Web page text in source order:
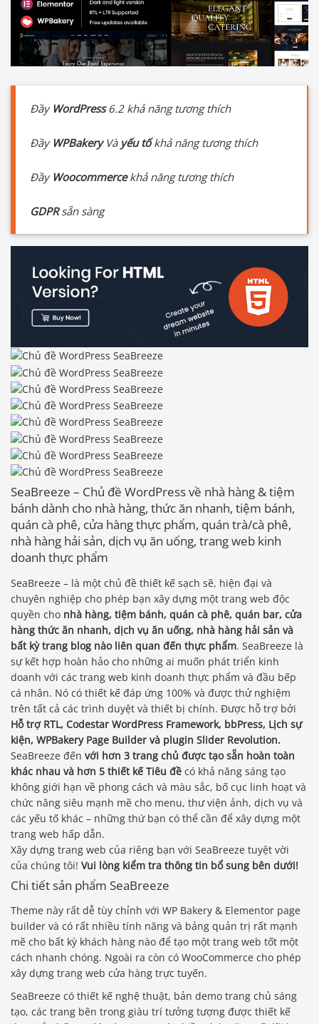
Đầy WordPress6.2 khả năng tương thích
Đầy WPBakeryVà yếu tốkhả năng tương thích
Đầy Woocommercekhả năng tương thích
GDPRsẵn sàng
SeaBreeze – Chủ đề WordPress về nhà hàng & tiệm
bánh dành cho nhà hàng, thức ăn nhanh, tiệm bánh,
quán cà phê, cửa hàng thực phẩm, quán trà/cà phê,
nhà hàng hải sản, dịch vụ ăn uống, trang web kinh
doanh thực phẩm
SeaBreeze – là một chủ đề thiết kế sạch sẽ, hiện đại và
chuyên nghiệp cho phép bạn xây dựng một trang web độc
quyền cho nhà hàng, tiệm bánh, quán cà phê, quán bar, cửa
hàng thức ăn nhanh, dịch vụ ăn uống, nhà hàng hải sản và
bất kỳ trang blog nào liên quan đến thực phẩm. SeaBreeze là
sự kết hợp hoàn hảo cho những ai muốn phát triển kinh
doanh với các trang web kinh doanh thực phẩm và đầu bếp
cá nhân. Nó có thiết kế đáp ứng 100% và được thử nghiệm
trên tất cả các trình duyệt và thiết bị chính. Được hỗ trợ bởi
Hỗ trợ RTL, Codestar WordPress Framework, bbPress, Lịch sự
kiện, WPBakery Page Builder và plugin Slider Revolution.
SeaBreeze đến với hơn 3 trang chủ được tạo sẵn hoàn toàn
khác nhau và hơn 5 thiết kế Tiêu đề có khả năng sáng tạo
không giới hạn về phong cách và màu sắc, bố cục linh hoạt và
chức năng siêu mạnh mẽ cho menu, thư viện ảnh, dịch vụ và
các yếu tố khác – những thứ bạn có thể cần để xây dựng một
trang web hấp dẫn.
Xây dựng trang web của riêng bạn với SeaBreeze tuyệt vời
của chúng tôi! Vui lòng kiểm tra thông tin bổ sung bên dưới!
Chi tiết sản phẩm SeaBreeze
Theme này rất dễ tùy chỉnh với WP Bakery & Elementor page
builder và có rất nhiều tính năng và bảng quản trị rất mạnh
mẽ cho bất kỳ khách hàng nào để tạo một trang web tốt một
cách nhanh chóng. Ngoài ra còn có WooCommerce cho phép
xây dựng trang web cửa hàng trực tuyến.
SeaBreeze có thiết kế nghệ thuật, bản demo trang chủ sáng
tạo, các trang bên trong giàu trí tưởng tượng được thiết kế